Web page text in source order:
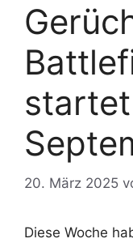
20. März 2025
Diese Woche